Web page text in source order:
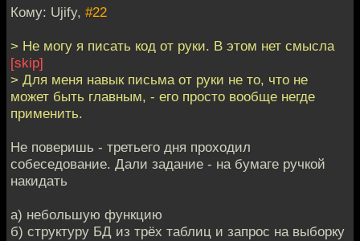
Кому: Ujify, #22
> Не могу я писать код от руки. В этом нет смысла
[skip]
> Для меня навык письма от руки не то, что не
может быть главным, - его просто вообще негде
применить.
Не поверишь - третьего дня проходил
собеседование. Дали задание - на бумаге ручкой
накидать
а) небольшую функцию
б) структуру БД из трёх таблиц и запрос на выборку